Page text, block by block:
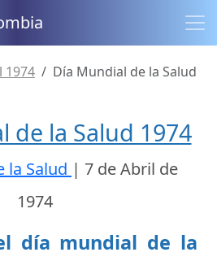
1974 Día Mundial de la Salud
de la Salud 1974
la Salud | 7 de Abril de
1974
día mundial de la